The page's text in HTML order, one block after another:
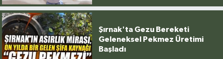
Şırnak'ta Gezu Bereketi
Geleneksel Pekmez Üretimi
Başladı